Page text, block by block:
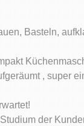
Basteln,
, super
der